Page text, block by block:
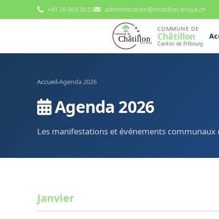
+41 26 663 20 53 administration@chatillon-broye.ch
COMMUNE DE
Châtillon
Canton de Fribourg
ADMINISTRATION
SERVICES
ÉDUCATION, SANTÉ
& SOCIAL
Accueil›Agenda 2026
Agenda 2026
Les manifestations et événements communaux
Janvier